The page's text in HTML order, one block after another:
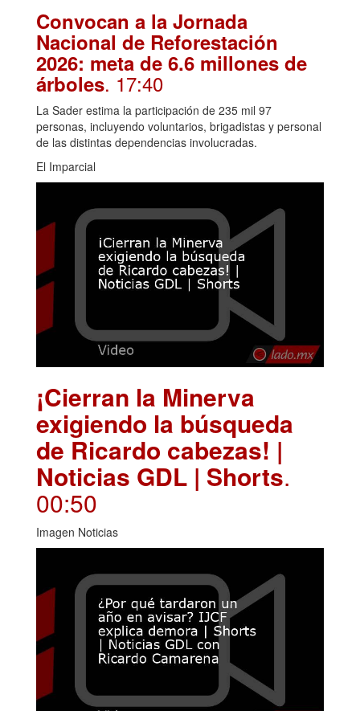
Convocan a la Jornada
Nacional de Reforestación
2026: meta de 6.6 millones de
árboles. 17:40
La Sader estima la participación de 235 mil 97
personas, incluyendo voluntarios, brigadistas y personal
de las distintas dependencias involucradas.
El Imparcial
¡Cierran la Minerva
exigiendo la búsqueda
de Ricardo cabezas! |
Noticias GDL | Shorts.
00:50
Imagen Noticias